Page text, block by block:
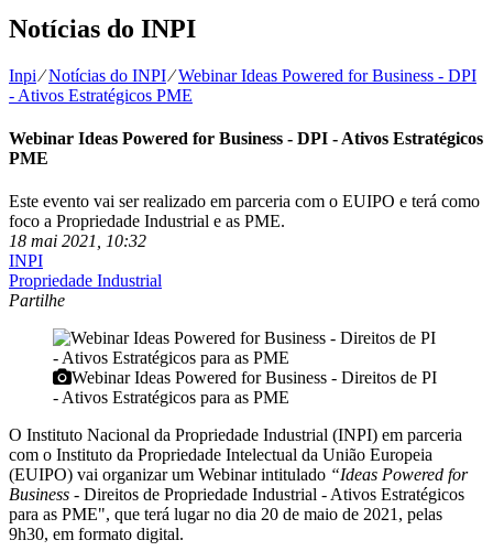
Notícias do INPI
Inpi⁄Notícias do INPI⁄Webinar Ideas Powered for Business - DPI
- Ativos Estratégicos PME
Webinar Ideas Powered for Business - DPI - Ativos Estratégicos
PME
Este evento vai ser realizado em parceria com o EUIPO e terá como
foco a Propriedade Industrial e as PME.
18 mai 2021, 10:32
INPI
Propriedade Industrial
Partilhe
Webinar Ideas Powered for Business - Direitos de PI
- Ativos Estratégicos para as PME
O Instituto Nacional da Propriedade Industrial (INPI) em parceria
com o Instituto da Propriedade Intelectual da União Europeia
(EUIPO) vai organizar um Webinar intitulado “Ideas Powered for
Business - Direitos de Propriedade Industrial - Ativos Estratégicos
para as PME", que terá lugar no dia 20 de maio de 2021, pelas
9h30, em formato digital.